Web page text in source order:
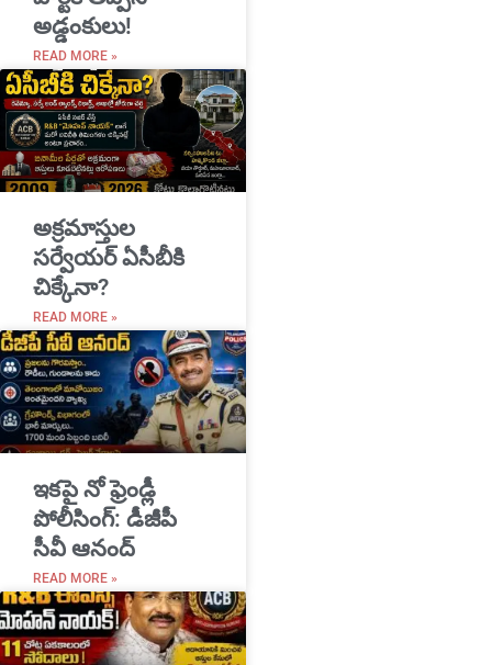
అడ్డంకులు!
READ MORE »
అక్రమాస్తుల
సర్వేయర్ ఏసీబీకి
చిక్కేనా?
READ MORE »
ఇకపై నో ఫ్రెండ్లీ
పోలీసింగ్: డీజీపీ
సీవీ ఆనంద్
READ MORE »